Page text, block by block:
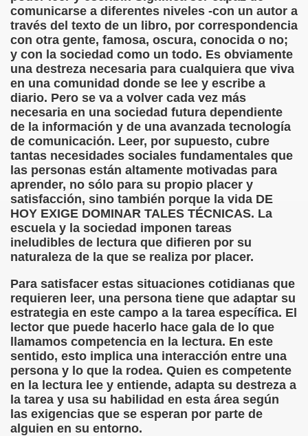
comunicarse a diferentes niveles -con un autor a
través del texto de un libro, por correspondencia
con otra gente, famosa, oscura, conocida o no;
y con la sociedad como un todo. Es obviamente
una destreza necesaria para cualquiera que viva
en una comunidad donde se lee y escribe a
diario. Pero se va a volver cada vez más
necesaria en una sociedad futura dependiente
de la información y de una avanzada tecnología
de comunicación. Leer, por supuesto, cubre
tantas necesidades sociales fundamentales que
las personas están altamente motivadas para
aprender, no sólo para su propio placer y
satisfacción, sino también porque la vida DE
HOY EXIGE DOMINAR TALES TÉCNICAS. La
escuela y la sociedad imponen tareas
ineludibles de lectura que difieren por su
naturaleza de la que se realiza por placer.
Para satisfacer estas situaciones cotidianas que
requieren leer, una persona tiene que adaptar su
estrategia en este campo a la tarea específica. El
lector que puede hacerlo hace gala de lo que
llamamos competencia en la lectura. En este
sentido, esto implica una interacción entre una
persona y lo que la rodea. Quien es competente
en la lectura lee y entiende, adapta su destreza a
la tarea y usa su habilidad en esta área según
las exigencias que se esperan por parte de
alguien en su entorno.
Bejarano)
León (Juan José Miñana)
a Charles Barbier (Pablo Madrid Herruzo)
(Pedro Zurita)
Sus Precios (Pedro Zurita)
de l'Adolescència en Nois-es Cecs i Deficients
a Desarrollar CRE Joan Amades ONCE, 1990 (Miquel
en Peligro de Extinción (Eutiquio Cabrerizo)
Todos (Pedro Zurita)
Social, Córdoba 03-03-09 (Pedro A. Zurita)
de Sor Sacramento)
Elissalde)
1ª Escuela de Ciegos Que Hubo en España (Jesús
06-09 (Pedro Zurita)